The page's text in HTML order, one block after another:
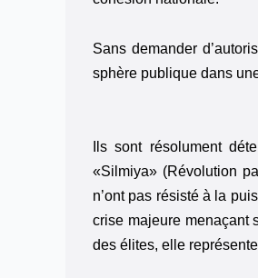
Sans demander
sphère publique dans
Ils sont résolument
«Silmiya» (Révolution
n’ont pas résisté à la
crise majeure menaçant
des élites, elle